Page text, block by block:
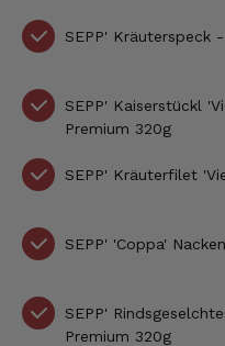
SEPP' Kräuterspeck
SEPP' Kaiserstückl
Premium 320g
SEPP' Kräuterfilet
SEPP' 'Coppa'
SEPP'
Premium 320g